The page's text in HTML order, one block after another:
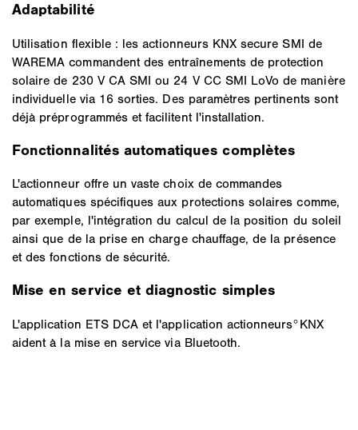
Adaptabilité
Utilisation flexible : les actionneurs KNX secure SMI de
WAREMA commandent des entraînements de protection
solaire de 230 V CA SMI ou 24 V CC SMI LoVo de manière
individuelle via 16 sorties. Des paramètres pertinents sont
déjà préprogrammés et facilitent l'installation.
Fonctionnalités automatiques complètes
L'actionneur offre un vaste choix de commandes
automatiques spécifiques aux protections solaires comme,
par exemple, l'intégration du calcul de la position du soleil
ainsi que de la prise en charge chauffage, de la présence
et des fonctions de sécurité.
Mise en service et diagnostic simples
L'application ETS DCA et l'application actionneurs°KNX
aident à la mise en service via Bluetooth.